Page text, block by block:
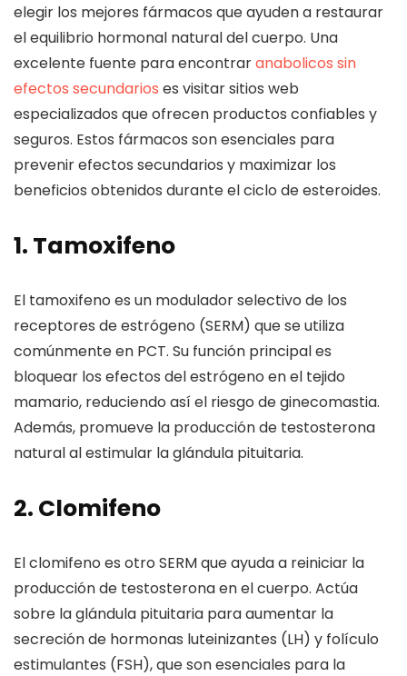
elegir los mejores fármacos que ayuden a restaurar
el equilibrio hormonal natural del cuerpo. Una
excelente fuente para encontraranabolicos sin
efectos secundarios es visitar sitios web
especializados que ofrecen productos confiables y
seguros. Estos fármacos son esenciales para
prevenir efectos secundarios y maximizar los
beneficios obtenidos durante el ciclo de esteroides.
1. Tamoxifeno
El tamoxifeno es un modulador selectivo de los
receptores de estrógeno (SERM) que se utiliza
comúnmente en PCT. Su función principal es
bloquear los efectos del estrógeno en el tejido
mamario, reduciendo así el riesgo de ginecomastia.
Además, promueve la producción de testosterona
natural al estimular la glándula pituitaria.
2. Clomifeno
El clomifeno es otro SERM que ayuda a reiniciar la
producción de testosterona en el cuerpo. Actúa
sobre la glándula pituitaria para aumentar la
secreción de hormonas luteinizantes (LH) y folículo
estimulantes (FSH), que son esenciales para la